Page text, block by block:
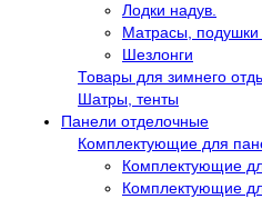
Лодки надув.
Матрасы,
Шезлонги
Товары для зимнего
Шатры, тенты
Панели отделочные
Комплектующие для
Комплектующие
Комплектующие